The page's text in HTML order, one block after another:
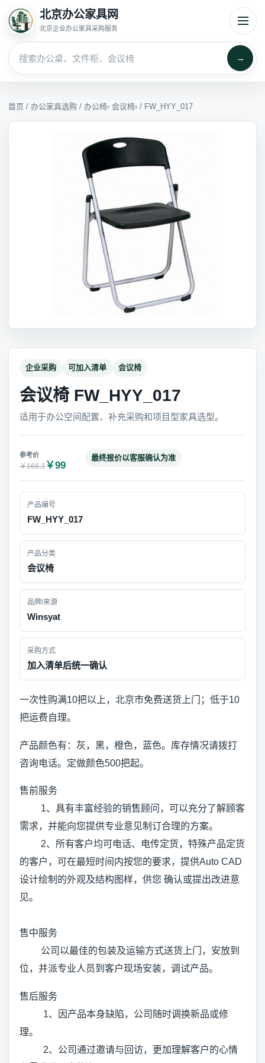
北京办公家具网
北京企业办公家具采购服务
→
首页 / 办公家具选购 / 办公椅› 会议椅› / FW_HYY_017
企业采购 可加入清单 会议椅
会议椅 FW_HYY_017
适用于办公空间配置、补充采购和项目型家具选型。
￥168.3 ￥99
最终报价以客服确认为准
产品编号
FW_HYY_017
产品分类
会议椅
品牌/来源
Winsyat
采购方式
加入清单后统一确认
一次性购满10把以上，北京市免费送货上门；低于10
把运费自理。
产品颜色有：灰，黑，橙色，蓝色。库存情况请拨打
咨询电话。定做颜色500把起。
售前服务
1、具有丰富经验的销售顾问，可以充分了解顾客
需求，并能向您提供专业意见制订合理的方案。
2、所有客户均可电话、电传定货，特殊产品定货
的客户，可在最短时间内按您的要求，提供Auto CAD
设计绘制的外观及结构图样，供您 确认或提出改进意
见。
售中服务
公司以最佳的包装及运输方式送货上门，安放到
位，并派专业人员到客户现场安装，调试产品。
售后服务
1、因产品本身缺陷，公司随时调换新品或修
理。
2、公司通过邀请与回访，更加理解客户的心情